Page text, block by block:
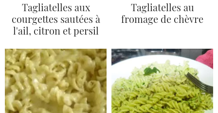
Tagliatelles aux
courgettes sautées à
l'ail, citron et persil
Tagliatelles au
fromage de chèvre